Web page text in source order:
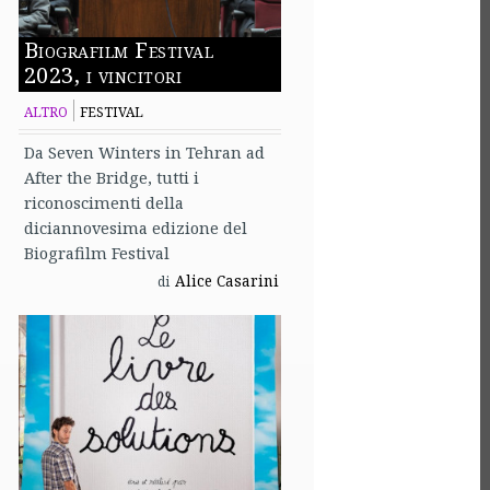
Biografilm Festival
2023, i vincitori
ALTRO FESTIVAL
Da Seven Winters in Tehran ad
After the Bridge, tutti i
riconoscimenti della
diciannovesima edizione del
Biografilm Festival
di Alice Casarini